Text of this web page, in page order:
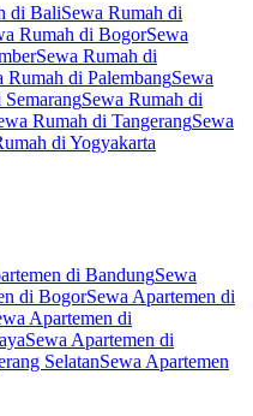
di BaliSewa Rumah di
Rumah di BogorSewa
Sewa Rumah di
Rumah di PalembangSewa
Sewa Rumah di
Rumah di TangerangSewa
di Yogyakarta
di BandungSewa
di BogorSewa Apartemen di
Apartemen di
Sewa Apartemen di
SelatanSewa Apartemen